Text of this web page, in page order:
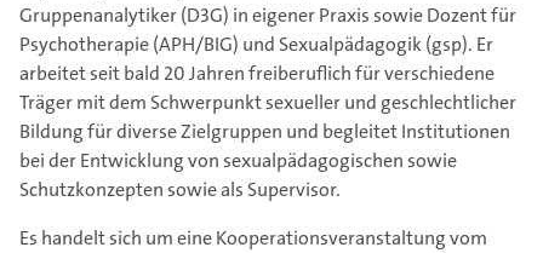
Gruppenanalytiker (D3G) in eigener Praxis sowie Dozent für
Psychotherapie (APH/BIG) und Sexualpädagogik (gsp). Er
arbeitet seit bald 20 Jahren freiberuflich für verschiedene
Träger mit dem Schwerpunkt sexueller und geschlechtlicher
Bildung für diverse Zielgruppen und begleitet Institutionen
bei der Entwicklung von sexualpädagogischen sowie
Schutzkonzepten sowie als Supervisor.
Es handelt sich um eine Kooperationsveranstaltung vom